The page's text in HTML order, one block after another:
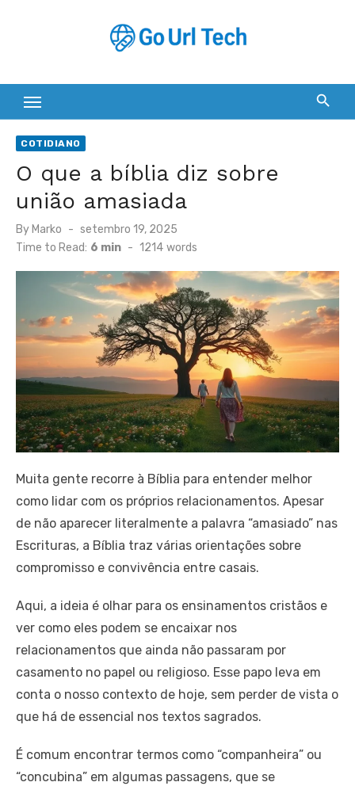
COTIDIANO
O que a bíblia diz sobre
união amasiada
By Marko
Posted
on
setembro 19, 2025
Time to Read: 6 min - 1214 words
Muita gente recorre à Bíblia para entender melhor
como lidar com os próprios relacionamentos. Apesar
de não aparecer literalmente a palavra “amasiado” nas
Escrituras, a Bíblia traz várias orientações sobre
compromisso e convivência entre casais.
Aqui, a ideia é olhar para os ensinamentos cristãos e
ver como eles podem se encaixar nos
relacionamentos que ainda não passaram por
casamento no papel ou religioso. Esse papo leva em
conta o nosso contexto de hoje, sem perder de vista o
que há de essencial nos textos sagrados.
É comum encontrar termos como “companheira” ou
“concubina” em algumas passagens, que se